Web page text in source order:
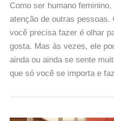
Como ser humano
atenção de outras pessoas.
você precisa fazer é olhar
gosta. Mas às vezes, ele
ainda ou ainda se sente
que só você se importa e